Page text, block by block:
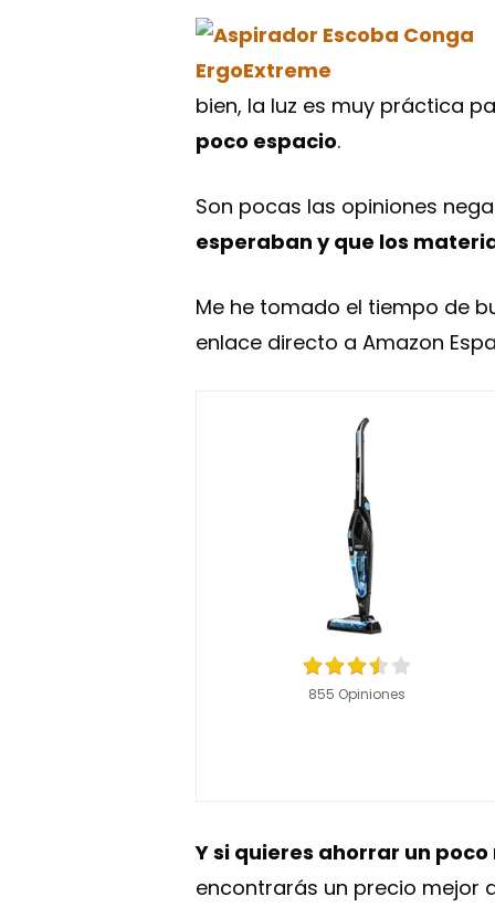
bien, la luz es muy práctica
poco espacio.
Son pocas las opiniones
esperaban y que los
Me he tomado el tiempo de
enlace directo a Amazon
855 Opiniones
Y si quieres ahorrar un poco
encontrarás un precio mejor